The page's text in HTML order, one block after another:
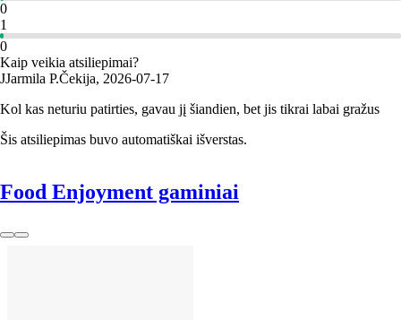
0
1
0
Kaip veikia atsiliepimai?
JJarmila P.Čekija, 2026‑07‑17
Kol kas neturiu patirties, gavau jį šiandien, bet jis tikrai labai gražus
Šis atsiliepimas buvo automatiškai išverstas.
Food Enjoyment gaminiai